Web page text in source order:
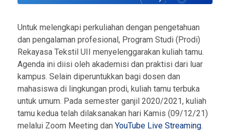
Untuk melengkapi perkuliahan dengan pengetahuan
dan pengalaman profesional, Program Studi (Prodi)
Rekayasa Tekstil UII menyelenggarakan kuliah tamu.
Agenda ini diisi oleh akademisi dan praktisi dari luar
kampus. Selain diperuntukkan bagi dosen dan
mahasiswa di lingkungan prodi, kuliah tamu terbuka
untuk umum. Pada semester ganjil 2020/2021, kuliah
tamu kedua telah dilaksanakan hari Kamis (09/12/21)
melalui Zoom Meeting dan YouTube Live Streaming.